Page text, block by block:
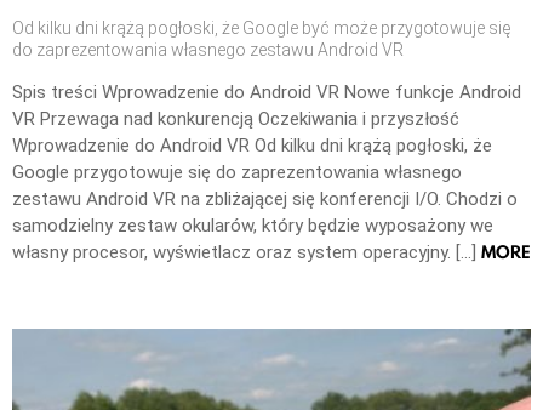
Od kilku dni krążą pogłoski, że Google być może przygotowuje się
do zaprezentowania własnego zestawu Android VR
Spis treści Wprowadzenie do Android VR Nowe funkcje Android
VR Przewaga nad konkurencją Oczekiwania i przyszłość
Wprowadzenie do Android VR Od kilku dni krążą pogłoski, że
Google przygotowuje się do zaprezentowania własnego
zestawu Android VR na zbliżającej się konferencji I/O. Chodzi o
samodzielny zestaw okularów, który będzie wyposażony we
własny procesor, wyświetlacz oraz system operacyjny. […] MORE